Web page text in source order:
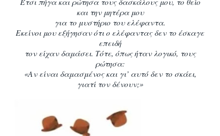
και την μητέρα μου
για το μυστήριο του ελέφαντα.
Εκείνοι μου εξήγησαν ότι ο ελέφαντας δεν το έσκαγε
επειδή
τον είχαν δαμάσει. Τότε, όπωςήταν λογικό, τους
ρώτησα:
«Αν είναι δαμασμένος και γι’ αυτό δεν το σκάει,
γιατί τονδένουν;»